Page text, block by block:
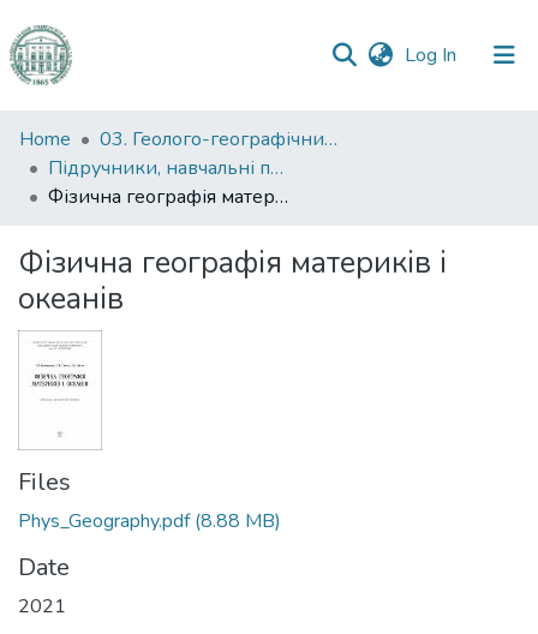
Log In (current)
Communities
&
Collections
Statistics
Home
03. Геолого-географічний факультет
Підручники, навчальні посібники та інші науково- та навчально-методичні праці ГГФ
Фізична географія материків і океанів
Фізична географія материків і
океанів
Files
Phys_Geography.pdf(8.88 MB)
Date
2021